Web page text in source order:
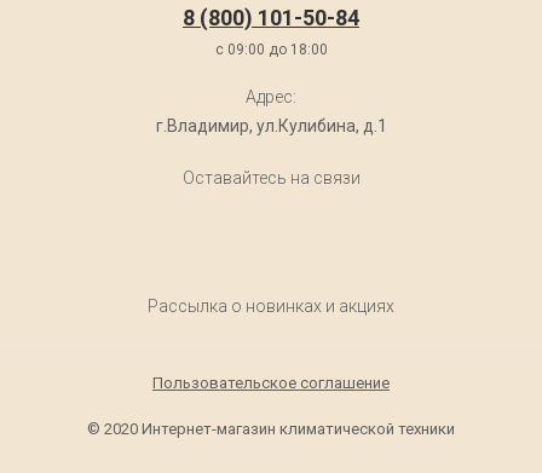
8 (800) 101-50-84
c 09:00 до 18:00
Адрес:
г.Владимир, ул.Кулибина, д.1
Оставайтесь на связи
Рассылка о новинках и акциях
Пользовательское соглашение
© 2020 Интернет-магазин климатической техники